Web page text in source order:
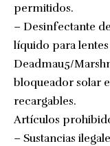
permitidos.
– Desinfectante
líquido para
Deadmau5/
bloqueador solar
recargables.
Artículos
– Sustancias